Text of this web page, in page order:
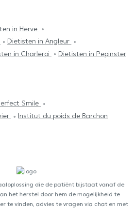
in Herve
Dietisten in Angleur
in Charleroi Dietisten in Pepinster
Smile
Institut du poids de Barchon
die de patiënt bijstaat vanaf de
het herstel door hem de mogelijkheid te
te vinden, advies te vragen via chat en met